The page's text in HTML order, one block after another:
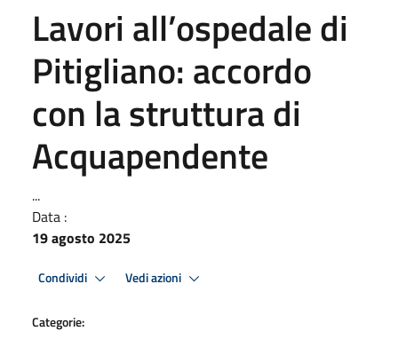
Lavori all’ospedale di
Pitigliano: accordo
con la struttura di
Acquapendente
...
Data :
19 agosto 2025
Condividi Vedi azioni
Categorie: